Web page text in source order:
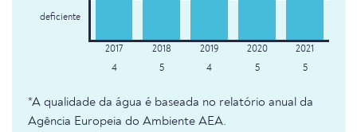
deficiente
4 5 4 5 5
*A qualidade da água é baseada no relatório anual da
Agência Europeia do Ambiente AEA.